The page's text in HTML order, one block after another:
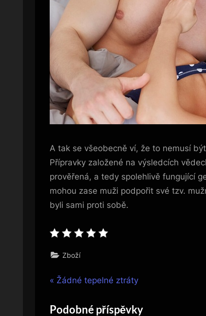
A tak se všeobecně ví, že to nemusí
Přípravky založené na výsledcích
prověřená, a tedy spolehlivě fungující
mohou zase muži podpořit své tzv.
byli sami proti sobě.
Zboží
Navigace
pro
P
e
Žádné tepelné ztráty
Podobné příspěvky